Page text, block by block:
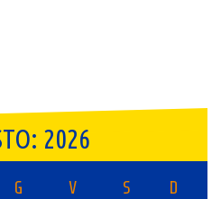
2026
G V S D